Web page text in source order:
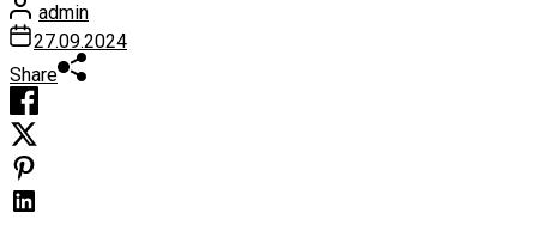
admin
27.09.2024
Share